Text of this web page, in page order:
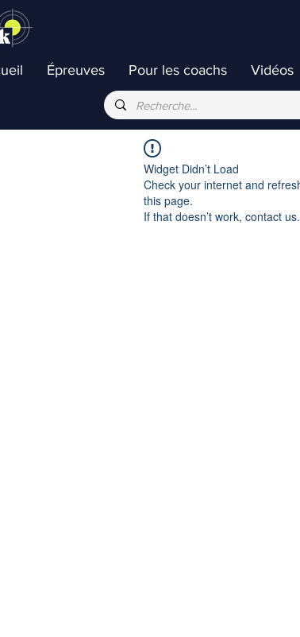
Épreuves Pour les coachs Vidéos
Widget Didn’t Load
Check your internet and
this page.
If that doesn’t work, contact us.